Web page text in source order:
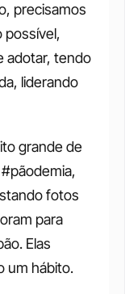
precisamos
possível,
adotar, tendo
liderando
grande de
fotos
para
Elas
um hábito.